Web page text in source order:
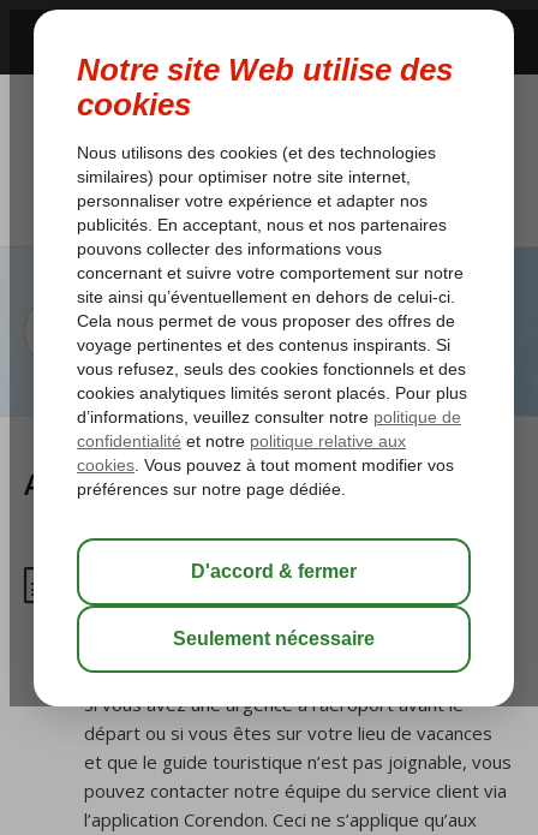
Articles Tagged: voyage
Comment puis-je contacter
Corendon pendant mon voyage
et mon séjour?
Si vous avez une urgence à l’aéroport avant le
départ ou si vous êtes sur votre lieu de vacances
et que le guide touristique n’est pas joignable, vous
pouvez contacter notre équipe du service client via
l’application Corendon. Ceci ne s’applique qu’aux